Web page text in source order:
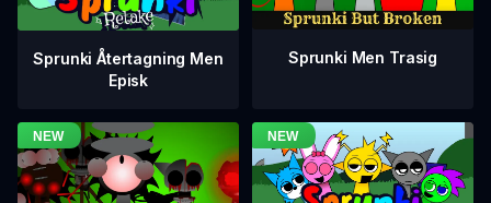
Sprunki Återtagning Men
Episk
Sprunki Men Trasig